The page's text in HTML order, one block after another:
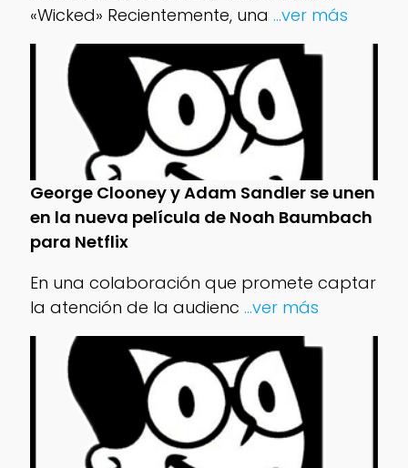
«Wicked» Recientemente, una ...ver más
George Clooney y Adam Sandler se unen
en la nueva película de Noah Baumbach
para Netflix
En una colaboración que promete captar
la atención de la audienc ...ver más